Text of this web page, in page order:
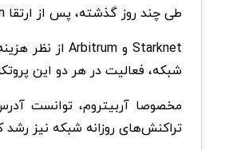
طی چند روز گذشته، پس از ارتقا Dencun، رقابت در بخش L2 به‌طور قابل‌توجهی افزایش یافته است و دو
شبکه، فعالیت در هر دو این
مخصوصا آربیتروم، توانست
تراکنش‌های روزانه شبکه نیز